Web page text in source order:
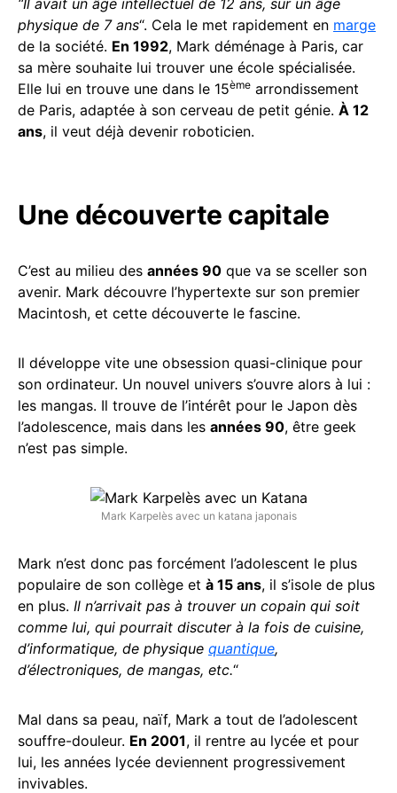
“Il avait un âge intellectuel de 12 ans, sur un âge
physique de 7 ans“. Cela le met rapidement en marge
de la société. En 1992, Mark déménage à Paris, car
sa mère souhaite lui trouver une école spécialisée.
Elle lui en trouve une dans le 15ème arrondissement
de Paris, adaptée à son cerveau de petit génie. À 12
ans, il veut déjà devenir roboticien.
Une découverte capitale
C’est au milieu des années 90 que va se sceller son
avenir. Mark découvre l’hypertexte sur son premier
Macintosh, et cette découverte le fascine.
Il développe vite une obsession quasi-clinique pour
son ordinateur. Un nouvel univers s’ouvre alors à lui :
les mangas. Il trouve de l’intérêt pour le Japon dès
l’adolescence, mais dans les années 90, être geek
n’est pas simple.
Mark Karpelès avec un katana japonais
Mark n’est donc pas forcément l’adolescent le plus
populaire de son collège et à 15 ans, il s’isole de plus
en plus. Il n’arrivait pas à trouver un copain qui soit
comme lui, qui pourrait discuter à la fois de cuisine,
d’informatique, de physique quantique,
d’électroniques, de mangas, etc.“
Mal dans sa peau, naïf, Mark a tout de l’adolescent
souffre-douleur. En 2001, il rentre au lycée et pour
lui, les années lycée deviennent progressivement
invivables.